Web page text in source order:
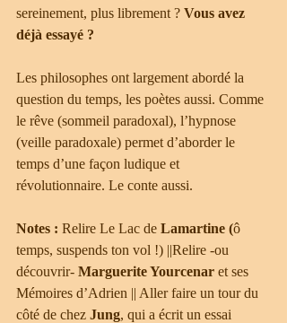
sereinement, plus librement ? Vous avez
déjà essayé ?
Les philosophes ont largement abordé la
question du temps, les poètes aussi. Comme
le rêve (sommeil paradoxal), l’hypnose
(veille paradoxale) permet d’aborder le
temps d’une façon ludique et
révolutionnaire. Le conte aussi.
Notes : Relire Le Lac de Lamartine (ô
temps, suspends ton vol !) ||Relire -ou
découvrir- Marguerite Yourcenar et ses
Mémoires d’Adrien || Aller faire un tour du
côté de chez Jung, qui a écrit un essai